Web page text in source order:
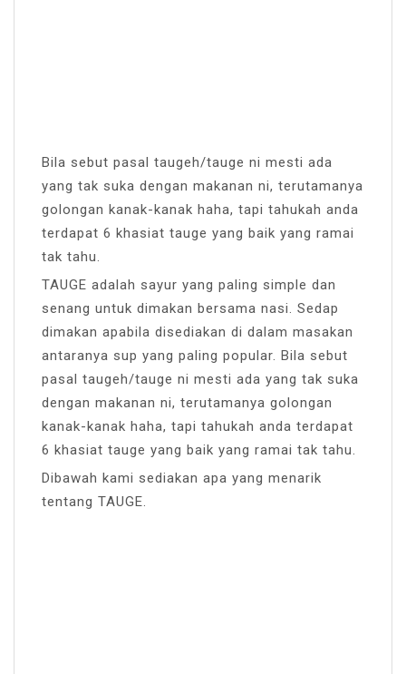
Bila sebut pasal taugeh/tauge ni mesti ada
yang tak suka dengan makanan ni, terutamanya
golongan kanak-kanak haha, tapi tahukah anda
terdapat 6 khasiat tauge yang baik yang ramai
tak tahu.
TAUGE adalah sayur yang paling simple dan
senang untuk dimakan bersama nasi. Sedap
dimakan apabila disediakan di dalam masakan
antaranya sup yang paling popular. Bila sebut
pasal taugeh/tauge ni mesti ada yang tak suka
dengan makanan ni, terutamanya golongan
kanak-kanak haha, tapi tahukah anda terdapat
6 khasiat tauge yang baik yang ramai tak tahu.
Dibawah kami sediakan apa yang menarik
tentang TAUGE.